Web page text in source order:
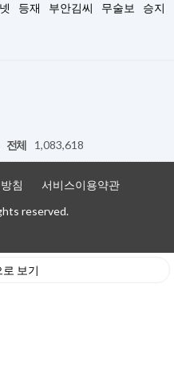
등재 부안김씨 무술보 승지
전체 1,083,618
침
서비스이용약관
reserved.
보기